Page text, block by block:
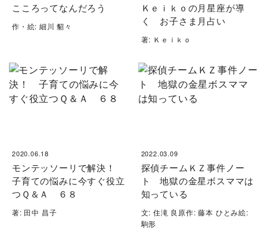
こころってなんだろう
作・絵: 細川 貂々
Ｋｅｉｋｏの月星座が導
く お子さま月占い
著: Ｋｅｉｋｏ
2020.06.18
モンテッソーリで解決！
子育ての悩みに今すぐ役立
つＱ＆Ａ ６８
著: 田中 昌子
2022.03.09
探偵チームＫＺ事件ノー
ト 地獄の金星ボスママは
知っている
文: 住滝 良原作: 藤本 ひとみ絵:
駒形